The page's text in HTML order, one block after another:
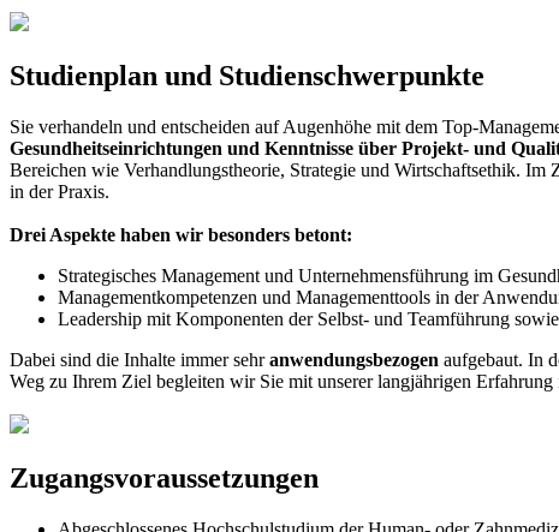
Studienplan und Studienschwerpunkte
Sie verhandeln und entscheiden auf Augenhöhe mit dem Top-
Gesundheitseinrichtungen und Kenntnisse über Projekt- und
Bereichen wie Verhandlungstheorie, Strategie und Wirtschaftsethik.
in der Praxis.
Drei Aspekte haben wir besonders betont:
Strategisches Management und Unternehmensführung im
Managementkompetenzen und Managementtools in der
Leadership mit Komponenten der Selbst- und Teamführung
Dabei sind die Inhalte immer sehranwendungsbezogen aufgebaut. In
Weg zu Ihrem Ziel begleiten wir Sie mit unserer langjährigen
Zugangsvoraussetzungen